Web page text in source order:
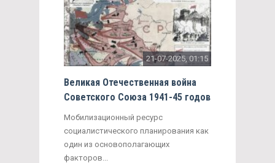
21-07-2025, 01:15
Великая Отечественная война
Советского Союза 1941-45 годов
Мобилизационный ресурс
социалистического планирования как
один из основополагающих
факторов...